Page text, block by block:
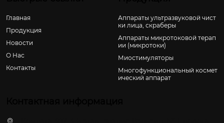
Главная
Продукция
Новости
О Hас
Контакты
Аппараты ультразвуковой чист
ки лица, скраберы
Аппараты микротоковой терап
ии (микротоки)
Миостимуляторы
Многофункциональный космет
ический аппарат